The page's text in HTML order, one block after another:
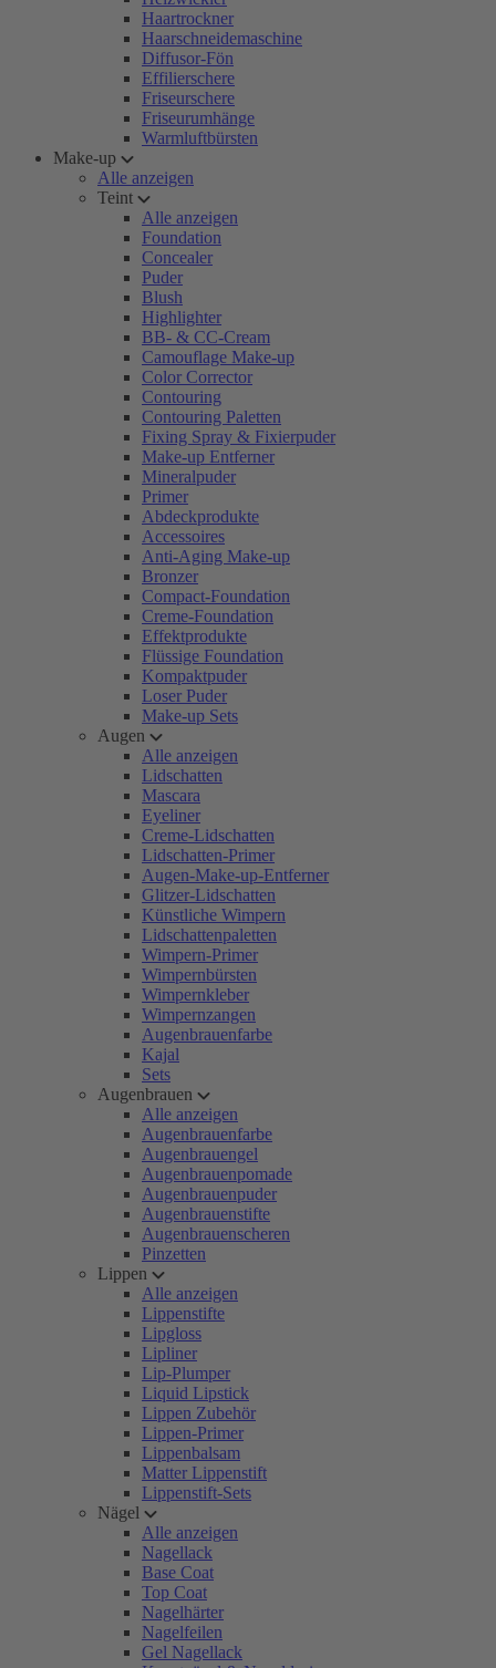
Haartrockner
Haarschneidemaschine
Diffusor-Fön
Effilierschere
Friseurschere
Friseurumhänge
Warmluftbürsten
Make-up
Alle anzeigen
Teint
Alle anzeigen
Foundation
Concealer
Puder
Blush
Highlighter
BB- & CC-Cream
Camouflage Make-up
Color Corrector
Contouring
Contouring Paletten
Fixing Spray & Fixierpuder
Make-up Entferner
Mineralpuder
Primer
Abdeckprodukte
Accessoires
Anti-Aging Make-up
Bronzer
Compact-Foundation
Creme-Foundation
Effektprodukte
Flüssige Foundation
Kompaktpuder
Loser Puder
Make-up Sets
Augen
Alle anzeigen
Lidschatten
Mascara
Eyeliner
Creme-Lidschatten
Lidschatten-Primer
Augen-Make-up-Entferner
Glitzer-Lidschatten
Künstliche Wimpern
Lidschattenpaletten
Wimpern-Primer
Wimpernbürsten
Wimpernkleber
Wimpernzangen
Augenbrauenfarbe
Kajal
Sets
Augenbrauen
Alle anzeigen
Augenbrauenfarbe
Augenbrauengel
Augenbrauenpomade
Augenbrauenpuder
Augenbrauenstifte
Augenbrauenscheren
Pinzetten
Lippen
Alle anzeigen
Lippenstifte
Lipgloss
Lipliner
Lip-Plumper
Liquid Lipstick
Lippen Zubehör
Lippen-Primer
Lippenbalsam
Matter Lippenstift
Lippenstift-Sets
Nägel
Alle anzeigen
Nagellack
Base Coat
Top Coat
Nagelhärter
Nagelfeilen
Gel Nagellack